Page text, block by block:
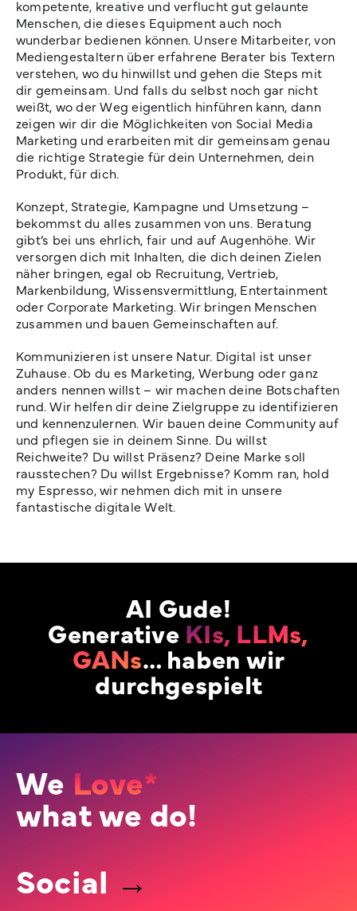
kompetente, kreative und verflucht gut gelaunte
Menschen, die dieses Equipment auch noch
wunderbar bedienen können. Unsere Mitarbeiter, von
Mediengestaltern über erfahrene Berater bis Textern
verstehen, wo du hinwillst und gehen die Steps mit
dir gemeinsam. Und falls du selbst noch gar nicht
weißt, wo der Weg eigentlich hinführen kann, dann
zeigen wir dir die Möglichkeiten von Social Media
Marketing und erarbeiten mit dir gemeinsam genau
die richtige Strategie für dein Unternehmen, dein
Produkt, für dich.
Konzept, Strategie, Kampagne und Umsetzung –
bekommst du alles zusammen von uns. Beratung
gibt’s bei uns ehrlich, fair und auf Augenhöhe. Wir
versorgen dich mit Inhalten, die dich deinen Zielen
näher bringen, egal ob Recruitung, Vertrieb,
Markenbildung, Wissensvermittlung, Entertainment
oder Corporate Marketing. Wir bringen Menschen
zusammen und bauen Gemeinschaften auf.
Kommunizieren ist unsere Natur. Digital ist unser
Zuhause. Ob du es Marketing, Werbung oder ganz
anders nennen willst – wir machen deine Botschaften
rund. Wir helfen dir deine Zielgruppe zu identifizieren
und kennenzulernen. Wir bauen deine Community auf
und pflegen sie in deinem Sinne. Du willst
Reichweite? Du willst Präsenz? Deine Marke soll
rausstechen? Du willst Ergebnisse? Komm ran, hold
my Espresso, wir nehmen dich mit in unsere
fantastische digitale Welt.
AI Gude!
Generative KIs, LLMs,
GANs… haben wir
durchgespielt
We Love*
what we do!
Social →